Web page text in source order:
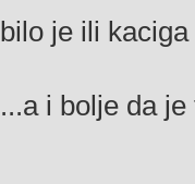
bilo je ili
...a i bolje da